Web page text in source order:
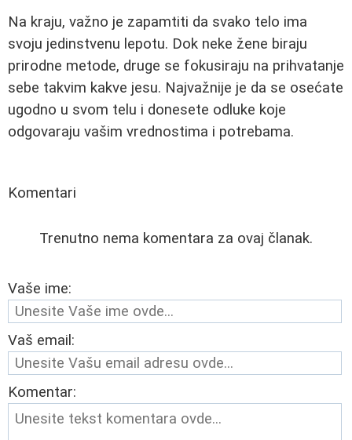
Na kraju, važno je zapamtiti da svako telo ima
svoju jedinstvenu lepotu. Dok neke žene biraju
prirodne metode, druge se fokusiraju na prihvatanje
sebe takvim kakve jesu. Najvažnije je da se osećate
ugodno u svom telu i donesete odluke koje
odgovaraju vašim vrednostima i potrebama.
Komentari
Trenutno nema komentara za ovaj članak.
Vaše ime:
Vaš email:
Komentar: